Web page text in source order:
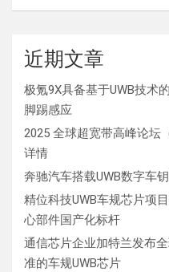
近期文章
极氪9X具备基于UWB技术
脚踢感应
2025 全球超宽带高峰论坛
详情
奔驰汽车搭载UWB数字车
精位科技UWB车规芯片项
心部件国产化标杆
通信芯片企业加特兰发布
准的车规UWB芯片